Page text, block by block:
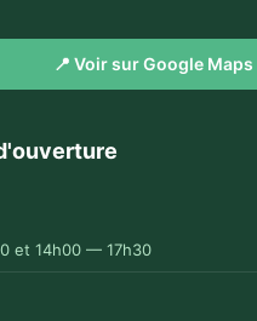
📍 Voir sur Google Maps
et 14h00 — 17h30